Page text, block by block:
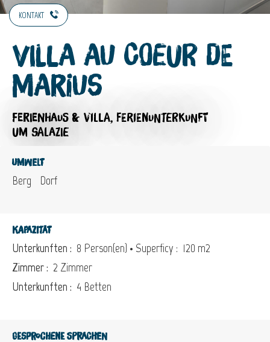
KONTAKT
Villa Au Coeur de
Marius
FERIENHAUS & VILLA, FERIENUNTERKUNFT
UM SALAZIE
Umwelt
Berg Dorf
Kapazität
Unterkunften : 8 Person(en) • Superficy : 120 m2
Zimmer : 2 Zimmer
Unterkunften : 4 Betten
Gesprochene Sprachen